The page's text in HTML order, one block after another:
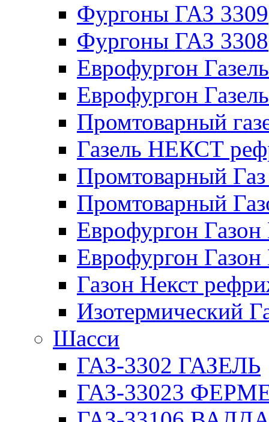
Фургоны ГАЗ 3309
Фургоны ГАЗ 3308
Еврофургон
Еврофургон
Промтоварный
Газель НЕКСТ
Промтоварный
Промтоварный
Еврофургон
Еврофургон
Газон Некст
Изотермический
Шасси
ГАЗ-3302 ГАЗЕЛЬ
ГАЗ-33023